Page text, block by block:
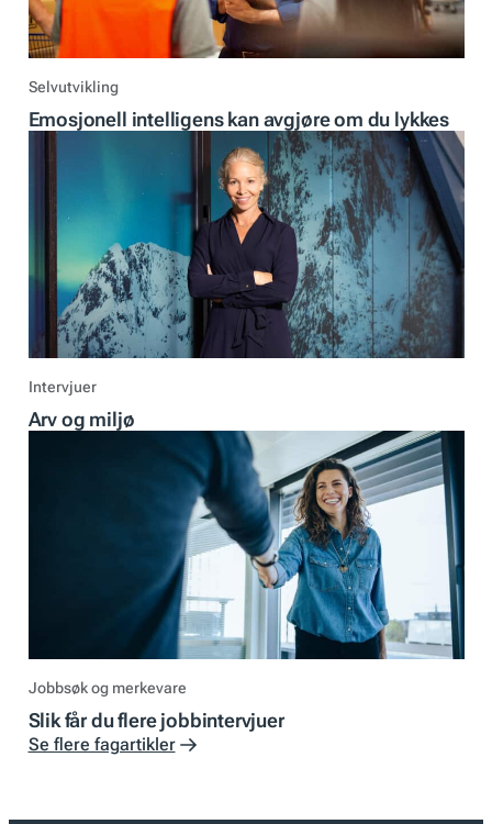
Selvutvikling
Emosjonell intelligens kan avgjøre om du lykkes
Intervjuer
Arv og miljø
Jobbsøk og merkevare
Slik får du flere jobbintervjuer
Se flere fagartikler